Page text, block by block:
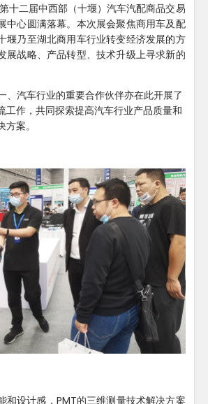
十二届中西部（十堰）汽车汽配商品交易
中心圆满落幕。本次展会聚焦商用车及配
堰乃至湖北商用车行业转变经济发展的方
展战略、产品转型、技术升级上寻求新的
、汽车行业的重要合作伙伴亦在此开展了
工作，共同探索提高汽车行业产品质量和
案。
和设计感，PMT的三维测量技术解决方案